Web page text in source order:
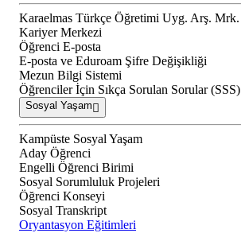
Karaelmas Türkçe Öğretimi Uyg. Arş. Mrk.
Kariyer Merkezi
Öğrenci E-posta
E-posta ve Eduroam Şifre Değişikliği
Mezun Bilgi Sistemi
Öğrenciler İçin Sıkça Sorulan Sorular (SSS)
Sosyal Yaşam
Kampüste Sosyal Yaşam
Aday Öğrenci
Engelli Öğrenci Birimi
Sosyal Sorumluluk Projeleri
Öğrenci Konseyi
Sosyal Transkript
Oryantasyon Eğitimleri